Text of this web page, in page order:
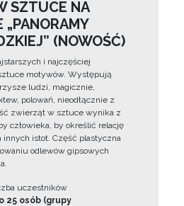
SZTUCE NA
„PANORAMY
(NOWOŚĆ)
i najczęściej
motywów. Występują
ludzi, magicznie,
polowań, nieodłącznie z
zwierząt w sztuce wynika z
człowieka, by określić relację
innych istot. Część plastyczna
odlewów gipsowych
uczestników
25 osób (grupy